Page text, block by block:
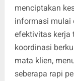
menciptakan
informasi mulai
efektivitas kerja
koordinasi
mata klien,
seberapa rapi